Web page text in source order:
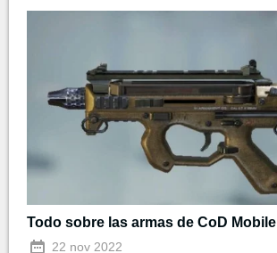
Todo sobre las armas de CoD Mobile
22 nov 2022